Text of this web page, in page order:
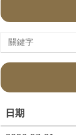
日期